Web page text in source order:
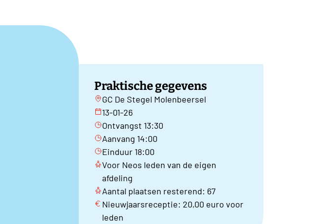
Praktische gegevens
GC De Stegel Molenbeersel
13-01-26
Ontvangst 13:30
Aanvang 14:00
Einduur 18:00
Voor Neos leden van de eigen
afdeling
Aantal plaatsen resterend: 67
Nieuwjaarsreceptie: 20,00 euro voor
leden